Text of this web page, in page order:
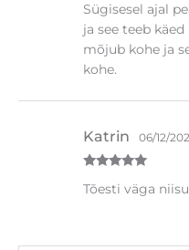
5/ 5
Sügisesel ajal
ja see teeb
mõjub kohe ja
kohe.
/ 5
Katrin 06/12/
Tõesti väga